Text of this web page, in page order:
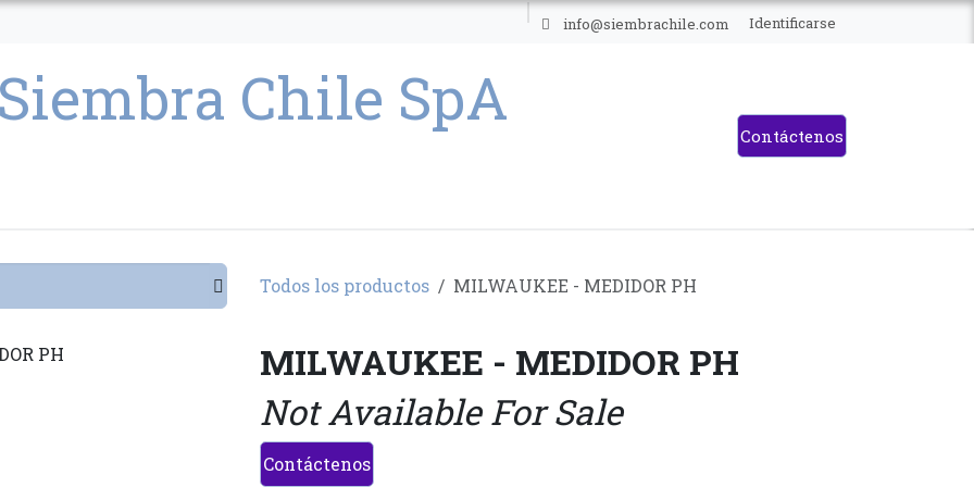
info@siembrachile.com Identificarse
Contáctenos
Todos los productos MILWAUKEE - MEDIDOR PH
MILWAUKEE - MEDIDOR PH
Not Available For Sale
Contáctenos